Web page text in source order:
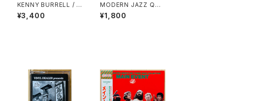
KENNY BURRELL / A
LL NIGHT LONG
¥3,400
MODERN JAZZ QUI
NTET / EUROPEAN
CONCERT VOL.1
¥1,800